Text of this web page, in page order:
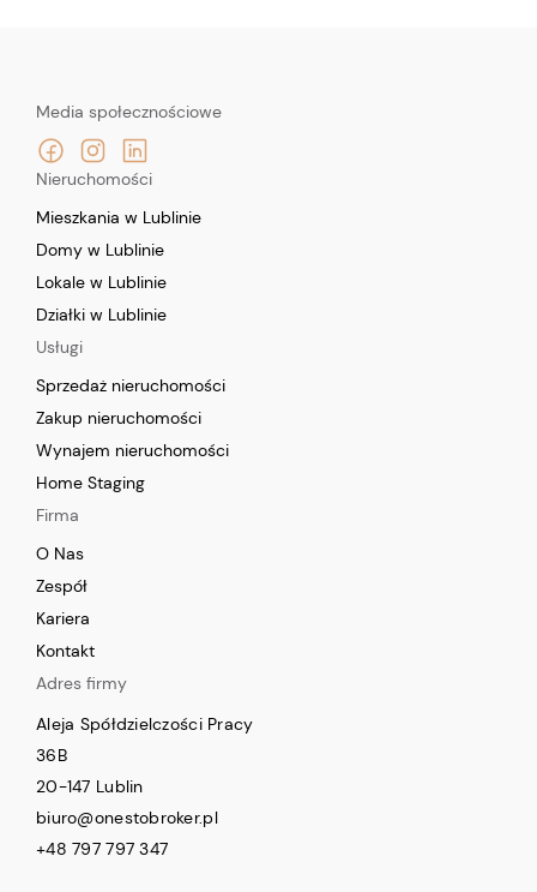
Media społecznościowe
Adres firmy
Aleja Spółdzielczości Pracy
36B
20-147 Lublin
biuro@onestobroker.pl
+48 797 797 347
Nieruchomości
Mieszkania w Lublinie
Domy w Lublinie
Lokale w Lublinie
Działki w Lublinie
Usługi
Sprzedaż nieruchomości
Zakup nieruchomości
Wynajem nieruchomości
Home Staging
Firma
O Nas
Zespół
Kariera
Kontakt